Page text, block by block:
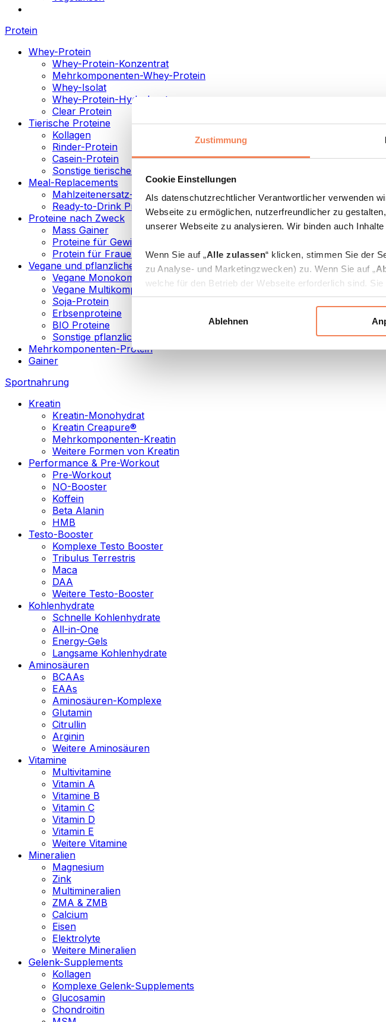
Zustimmung
Cookie Einstellungen
Als datenschutzrechtlicher Verantwortlicher verwenden
Webseite zu ermöglichen, nutzerfreundlicher zu
unserer Webseite zu analysieren. Wir binden auch
Wenn Sie auf „Alle zulassen“ klicken, stimmen Sie der
zu Analyse- und Marketingzwecken) zu. Wenn Sie auf „
welche für den Betrieb der Webseite erforderlich sind.
„Anpassen“ einzelne Kategorien an- oder abwählen und „
Weitere Informationen über die Verarbeitung Ihrer Daten
Ablehnen
Protein
Whey-Protein
Whey-Protein-Konzentrat
Mehrkomponenten-Whey-Protein
Whey-Isolat
Whey-Protein-Hydrolysat
Clear Protein
Tierische Proteine
Kollagen
Rinder-Protein
Casein-Protein
Sonstige tierische Proteine
Meal-Replacements
Mahlzeitenersatz-Pulver
Ready-to-Drink Proteingetränke
Proteine nach Zweck
Mass Gainer
Proteine für Gewichtsverlust
Protein für Frauen
Vegane und pflanzliche Proteine
Vegane Monokomponenten-Proteine
Vegane Multikomponenten-Proteine
Soja-Protein
Erbsenproteine
BIO Proteine
Sonstige pflanzliche Proteine
Mehrkomponenten-Protein
Gainer
Sportnahrung
Kreatin
Kreatin-Monohydrat
Kreatin Creapure®
Mehrkomponenten-Kreatin
Weitere Formen von Kreatin
Performance & Pre-Workout
Pre-Workout
NO-Booster
Koffein
Beta Alanin
HMB
Testo-Booster
Komplexe Testo Booster
Tribulus Terrestris
Maca
DAA
Weitere Testo-Booster
Kohlenhydrate
Schnelle Kohlenhydrate
All-in-One
Energy-Gels
Langsame Kohlenhydrate
Aminosäuren
BCAAs
EAAs
Aminosäuren-Komplexe
Glutamin
Citrullin
Arginin
Weitere Aminosäuren
Vitamine
Multivitamine
Vitamin A
Vitamine B
Vitamin C
Vitamin D
Vitamin E
Weitere Vitamine
Mineralien
Magnesium
Zink
Multimineralien
ZMA & ZMB
Calcium
Eisen
Elektrolyte
Weitere Mineralien
Gelenk-Supplements
Kollagen
Komplexe Gelenk-Supplements
Glucosamin
Chondroitin